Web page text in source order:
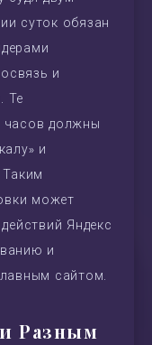
суток обязан
и
Те
часов должны
и
может
Яндекс
и
сайтом.
Разным